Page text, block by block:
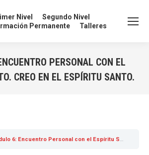
Nivel
Segundo Nivel
Permanente
Talleres
PERSONAL CON EL
CREO EN EL ESPÍRITU SANTO.
6: Encuentro Personal con el Espíritu Santo. Creo en el Espíritu Santo.